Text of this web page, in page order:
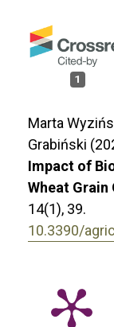
1
Marta
Grabiński
Impact of
Wheat Grain
14(1), 39.
10.3390/